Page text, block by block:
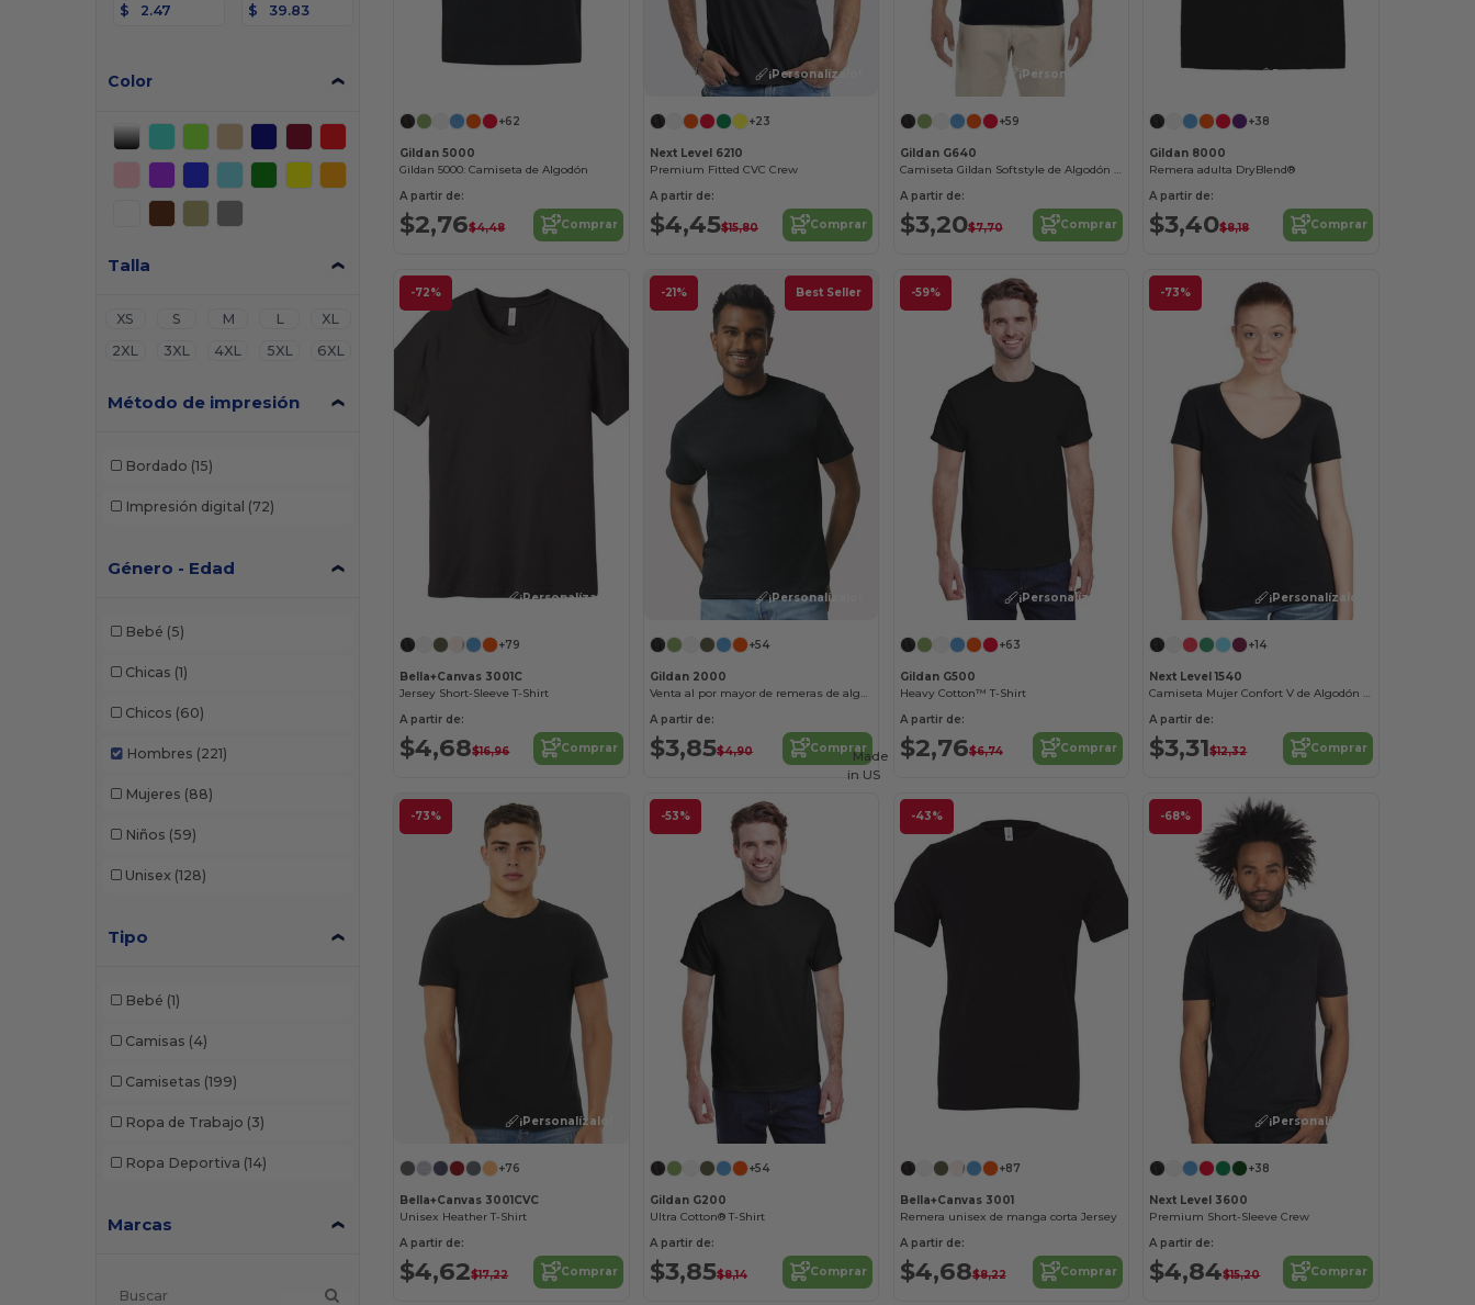
$
$
Color
Talla
XS S M L
XL
2XL
3XL 4XL 5XL 6XL
Método de impresión
Bordado (15)
Impresión digital (72)
Género - Edad
Bebé (5)
Chicas (1)
Chicos (60)
Hombres (221)
Mujeres (88)
Niños (59)
Unisex (128)
Tipo
Bebé (1)
Camisas (4)
Camisetas (199)
Ropa de Trabajo (3)
Ropa Deportiva (14)
Marcas
+62
Gildan 5000
Gildan 5000: Camiseta de Algodón
A partir de:
$2,76$4,48 Comprar
¡Personalízalo!
+23
Next Level 6210
Premium Fitted CVC Crew
A partir de:
$4,45$15,80 Comprar
¡Personalízalo!
+59
Gildan G640
Camiseta Gildan Softstyle de Algodón Suave
A partir de:
$3,20$7,70 Comprar
¡Personalízalo!
+38
Gildan 8000
Remera adulta DryBlend®
A partir de:
$3,40$8,18 Comprar
-72%
¡Personalízalo!
+79
Bella+Canvas 3001C
Jersey Short-Sleeve T-Shirt
A partir de:
$4,68$16,96 Comprar
-21% Best Seller
¡Personalízalo!
+54
Gildan 2000
Venta al por mayor de remeras de algodón
A partir de:
$3,85$4,90 Comprar
-59%
¡Personalízalo!
+63
Gildan G500
Heavy Cotton™ T-Shirt
A partir de:
$2,76$6,74 Comprar
-73%
¡Personalízalo!
+14
Next Level 1540
Camiseta Mujer Confort V de Algodón y Poliéster
A partir de:
$3,31$12,32 Comprar
-73%
¡Personalízalo!
+76
Bella+Canvas 3001CVC
Unisex Heather T-Shirt
A partir de:
$4,62$17,22 Comprar
-53%
+54
Gildan G200
Ultra Cotton® T-Shirt
A partir de:
$3,85$8,14 Comprar
-43%
Made
in US
+87
Bella+Canvas 3001
Remera unisex de manga corta Jersey
A partir de:
$4,68$8,22 Comprar
-68%
¡Personalízalo!
+38
Next Level 3600
Premium Short-Sleeve Crew
A partir de:
$4,84$15,20 Comprar